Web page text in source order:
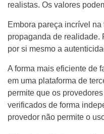
realistas. Os valores
Embora pareça incrível
propaganda de realidade.
por si mesmo a
A forma mais eficiente de
em uma plataforma de
permite que os
verificados de forma
provedor não permite o